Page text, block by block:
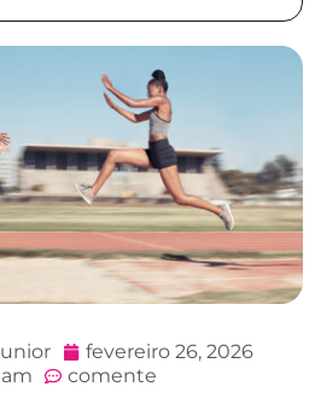
fevereiro 26, 2026
comente